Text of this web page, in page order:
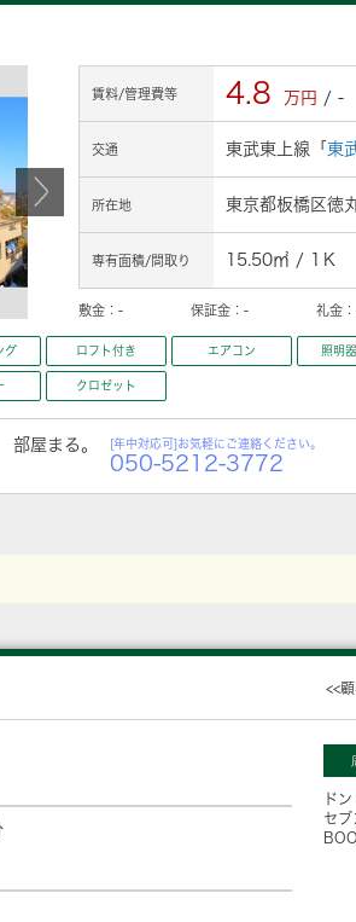
賃料/管理費等 4.8 万円 / -
交通 東武東上線「 東
所在地 東京都板橋区徳
専有面積/間取り 15.50㎡ / 1Ｋ
敷金： - 保証金： - 礼金：
グ ロフト付き エアコン 照明
クロゼット
部屋まる。 [年中対応可]お気軽にご連絡ください。
050-5212-3772
<<
ド
セブ